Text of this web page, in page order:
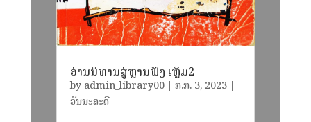
ອ່ານນິທານສູ່ຫຼານຟັງ ເຫຼັມ2
by admin_library00| ​ກ.ກ. 3, 2023|
ວັນນະຄະດີ